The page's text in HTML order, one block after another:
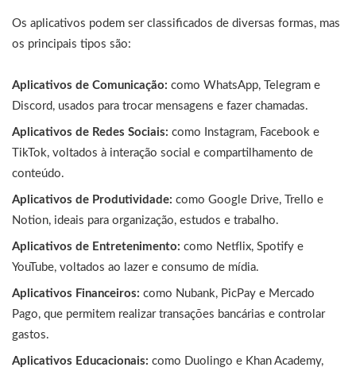
Os aplicativos podem ser classificados de diversas formas, mas
os principais tipos são:
Aplicativos de Comunicação: como WhatsApp, Telegram e
Discord, usados para trocar mensagens e fazer chamadas.
Aplicativos de Redes Sociais: como Instagram, Facebook e
TikTok, voltados à interação social e compartilhamento de
conteúdo.
Aplicativos de Produtividade: como Google Drive, Trello e
Notion, ideais para organização, estudos e trabalho.
Aplicativos de Entretenimento: como Netflix, Spotify e
YouTube, voltados ao lazer e consumo de mídia.
Aplicativos Financeiros: como Nubank, PicPay e Mercado
Pago, que permitem realizar transações bancárias e controlar
gastos.
Aplicativos Educacionais: como Duolingo e Khan Academy,